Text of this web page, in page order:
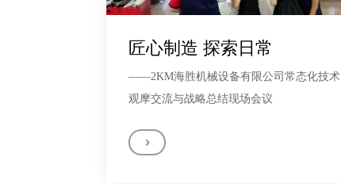
匠心制造 探索日常
——2KM海胜机械设备有限公司常态化技术
观摩交流与战略总结现场会议